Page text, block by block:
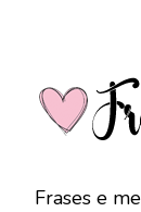
Frases e